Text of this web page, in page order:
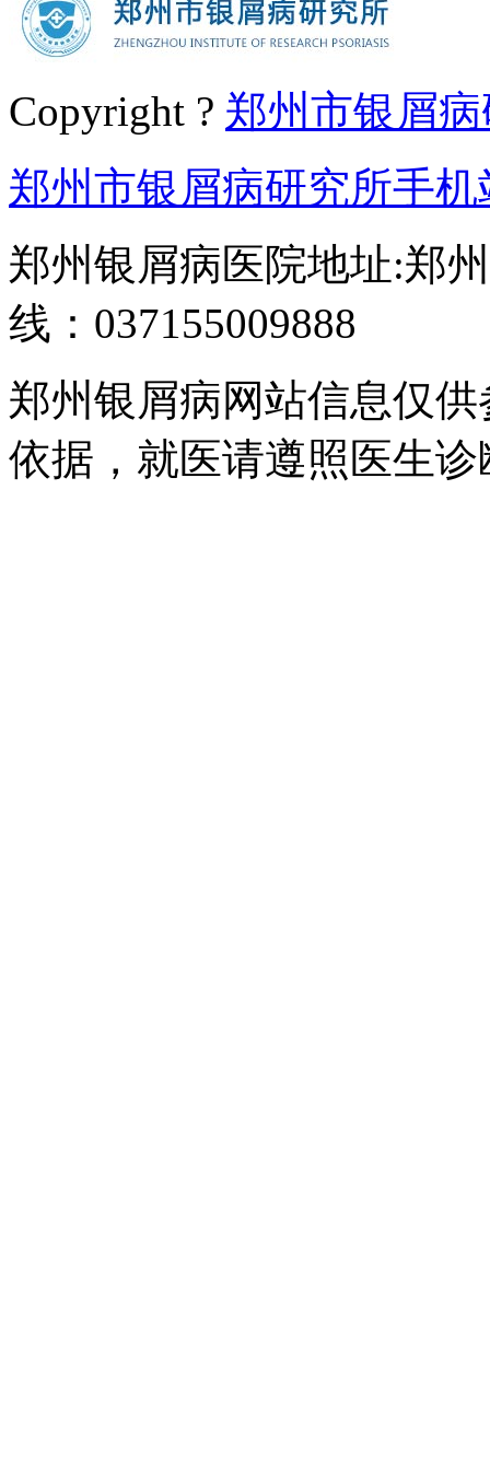
Copyright ? 郑州市银屑
郑州市银屑病研究所手机
郑州银屑病医院地址:郑
线：037155009888
郑州银屑病网站信息仅
依据，就医请遵照医生诊